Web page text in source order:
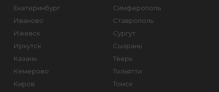
Екатеринбург
Иваново
Ижевск
Иркутск
Казань
Кемерово
Киров
Симферополь
Ставрополь
Сургут
Сызрань
Тверь
Тольятти
Томск